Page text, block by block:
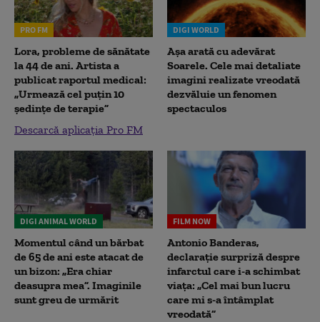
PRO FM
Lora, probleme de sănătate
la 44 de ani. Artista a
publicat raportul medical:
„Urmează cel puțin 10
ședințe de terapie”
Descarcă aplicația Pro FM
DIGI WORLD
Așa arată cu adevărat
Soarele. Cele mai detaliate
imagini realizate vreodată
dezvăluie un fenomen
spectaculos
DIGI ANIMAL WORLD
Momentul când un bărbat
de 65 de ani este atacat de
un bizon: „Era chiar
deasupra mea”. Imaginile
sunt greu de urmărit
FILM NOW
Antonio Banderas,
declarație surpriză despre
infarctul care i-a schimbat
viața: „Cel mai bun lucru
care mi s-a întâmplat
vreodată”